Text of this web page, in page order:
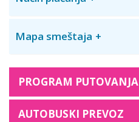
Mapa smeštaja
PROGRAM PUTOVANJA
AUTOBUSKI PREVOZ